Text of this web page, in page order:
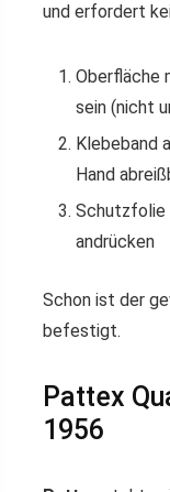
und erfordert
Oberfläche
sein (nicht
Klebeband
Hand
Schutzfolie
andrücken
Schon ist der
befestigt.
Pattex
1956